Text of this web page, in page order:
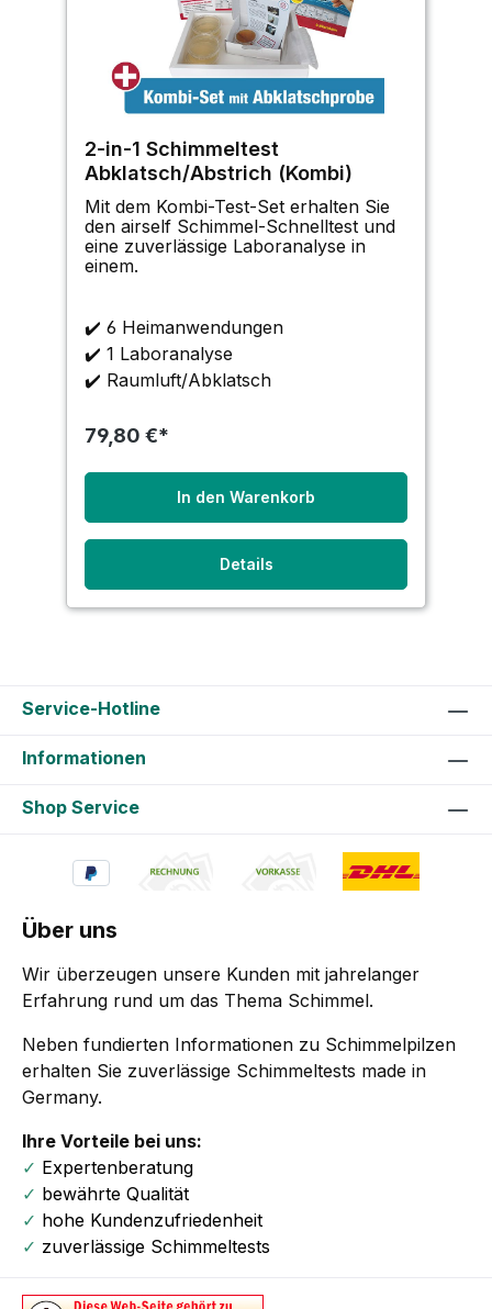
2-in-1 Schimmeltest
Abklatsch/Abstrich (Kombi)
Mit dem Kombi-Test-Set erhalten Sie
den airself Schimmel-Schnelltest und
eine zuverlässige Laboranalyse in
einem.
✔️ 6 Heimanwendungen
✔️ 1 Laboranalyse
✔️ Raumluft/Abklatsch
79,80 €*
In den Warenkorb
Details
Service-Hotline
Informationen
Shop Service
Über uns
Wir überzeugen unsere Kunden mit jahrelanger
Erfahrung rund um das Thema Schimmel.
Neben fundierten Informationen zu Schimmelpilzen
erhalten Sie zuverlässige Schimmeltests made in
Germany.
Ihre Vorteile bei uns:
✓ Expertenberatung
✓ bewährte Qualität
✓ hohe Kundenzufriedenheit
✓ zuverlässige Schimmeltests